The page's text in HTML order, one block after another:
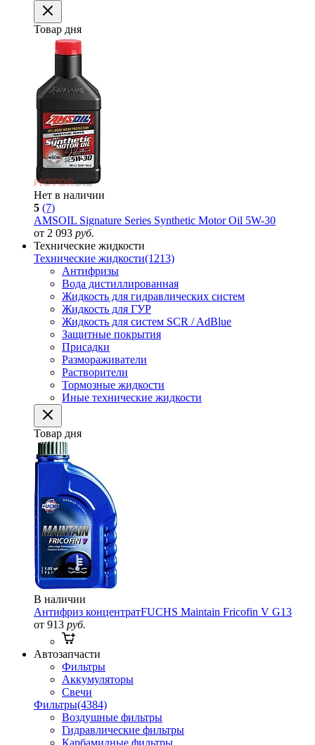
Товар дня
Нет в наличии
5 (7)
AMSOIL Signature Series Synthetic Motor Oil 5W-30
от 2 093 руб.
Технические жидкости
Технические жидкости(1213)
Антифризы
Вода дистиллированная
Жидкость для гидравлических систем
Жидкость для ГУР
Жидкость для систем SCR / AdBlue
Защитные покрытия
Присадки
Размораживатели
Растворители
Тормозные жидкости
Иные технические жидкости
Товар дня
В наличии
Антифриз концентратFUCHS Maintain Fricofin V G13
от 913 руб.
Автозапчасти
Фильтры
Аккумуляторы
Свечи
Фильтры(4384)
Воздушные фильтры
Гидравлические фильтры
Карбамидные фильтры